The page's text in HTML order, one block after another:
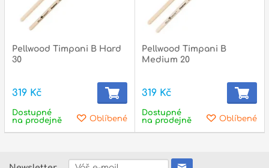
Pellwood Timpani B Hard
30
319 Kč
Oblíbené
Dostupné
na prodejně
Pellwood Timpani B
Medium 20
319 Kč
Oblíbené
Dostupné
na prodejně